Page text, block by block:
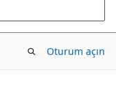
Oturum açın